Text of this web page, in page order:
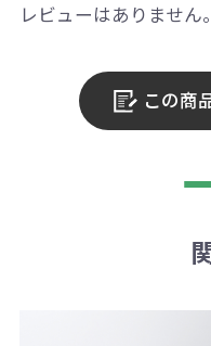
レビューはありません。
この商